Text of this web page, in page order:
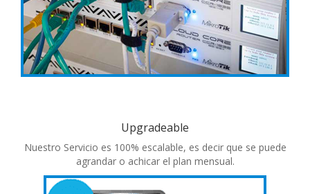
Upgradeable
Nuestro Servicio es 100% escalable, es decir que se puede
agrandar o achicar el plan mensual.